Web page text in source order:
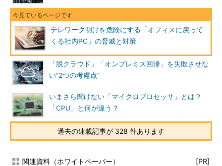
テレワーク明けを危険にする「オフィスに戻って
くる社内PC」の脅威と対策
「脱クラウド」「オンプレミス回帰」を失敗させな
い“2つの考慮点”
いまさら聞けない「マイクロプロセッサ」とは？
「CPU」と何が違う？
過去の連載記事が 328 件あります
関連資料（ホワイトペーパー） [PR]